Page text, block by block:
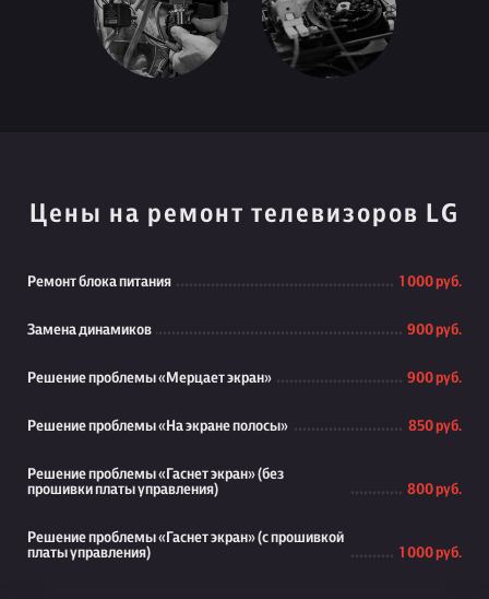
Цены на ремонт телевизоров LG
Ремонт блока питания 1 000 руб.
Замена динамиков 900 руб.
Решение проблемы «Мерцает экран» 900 руб.
Решение проблемы «На экране полосы» 850 руб.
Решение проблемы «Гаснет экран» (без
прошивки платы управления)
800 руб.
Решение проблемы «Гаснет экран» (с прошивкой
платы управления)
1 000 руб.